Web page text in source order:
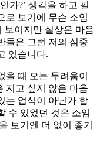
가?’ 생각을 하고 필
로 보기에 무슨 소임
보이지만 실상은 마음
들은 그런 저의 심중
있습니다.
때 오는 두려움이
지고 싶지 않은 마음
는 업식이 아닌가 합
수 있었던 것은 소임
보기엔 더 없이 좋기